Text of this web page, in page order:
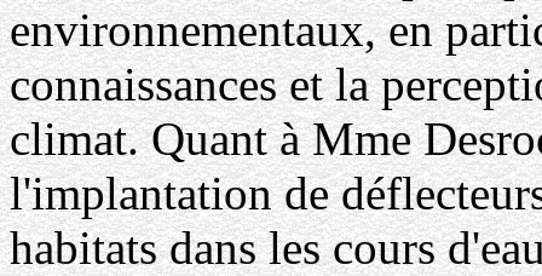
environnementaux, en
connaissances et la
climat. Quant à Mme
l'implantation de
habitats dans les cours